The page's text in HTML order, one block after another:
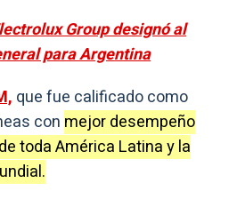
Group designó al
para Argentina
que fue calificado como
con mejor desempeño
toda América Latina y la